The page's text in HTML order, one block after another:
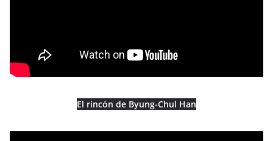
El rincón de Byung-Chul Han